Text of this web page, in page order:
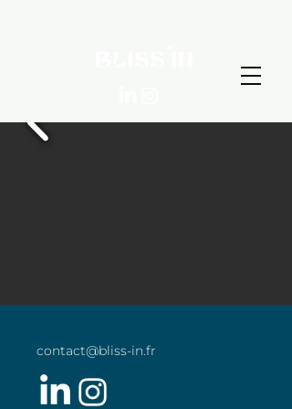
contact@bliss-in.fr